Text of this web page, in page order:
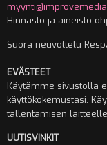
Hinnasto ja aineisto-
Suora neuvottelu
EVÄSTEET
Käytämme sivustolla
käyttökokemustasi.
tallentamisen
UUTISVINKIT